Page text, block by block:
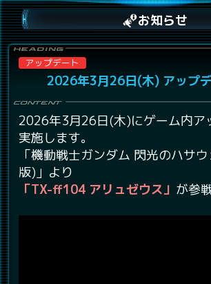
お知らせ
アップデート
2026年3月26日(木) アップ
2026年3月26日(木)にゲーム内ア
実施します。
「機動戦士ガンダム 閃光のハサ
版)」より
「TX-ff104 アリュゼウス」 が参